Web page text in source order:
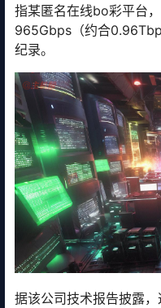
指某匿名在线bo彩平台
965Gbps（约合
纪录。
据该公司技术报告披露